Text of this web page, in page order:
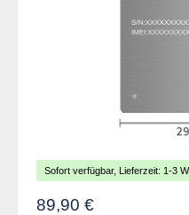
Sofort verfügbar, Lieferzeit: 1-3
Regulärer Preis:
89,90 €